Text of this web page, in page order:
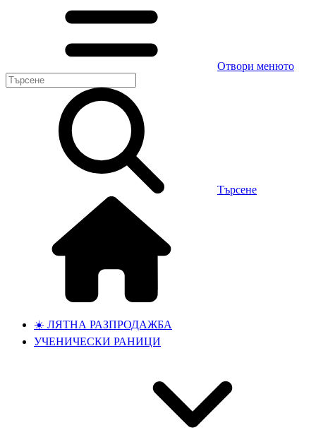
Отвори менюто
Търсене
☀️ ЛЯТНА РАЗПРОДАЖБА
УЧЕНИЧЕСКИ РАНИЦИ